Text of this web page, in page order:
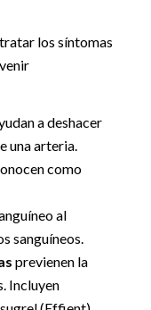
los síntomas
a deshacer
una arteria.
como
al
sanguíneos.
previenen la
Incluyen